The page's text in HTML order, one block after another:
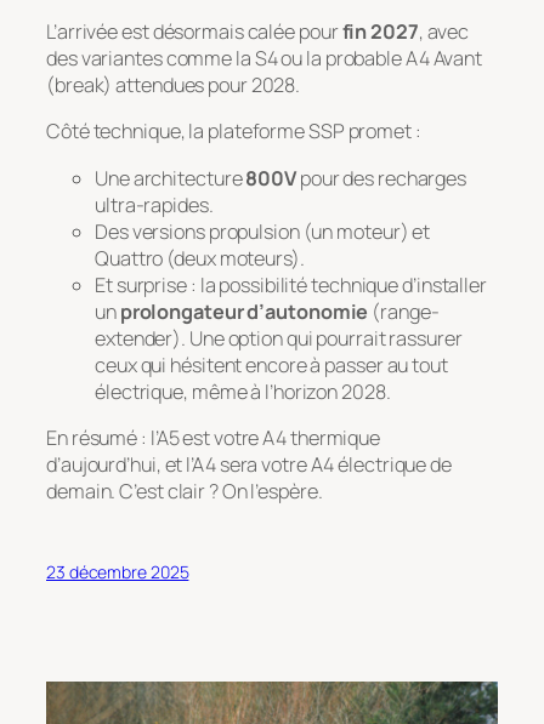
L’arrivée est désormais calée pourfin 2027, avec
des variantes comme la S4 ou la probable A4 Avant
(break) attendues pour 2028.
Côté technique, la plateforme SSP promet :
Une architecture800Vpour des recharges
ultra-rapides.
Des versions propulsion (un moteur) et
Quattro (deux moteurs).
Et surprise : la possibilité technique d’installer
unprolongateur d’autonomie (range-
extender). Une option qui pourrait rassurer
ceux qui hésitent encore à passer au tout
électrique, même à l’horizon 2028.
En résumé : l’A5 est votre A4 thermique
d’aujourd’hui, et l’A4 sera votre A4 électrique de
demain. C’est clair ? On l’espère.
23 décembre 2025